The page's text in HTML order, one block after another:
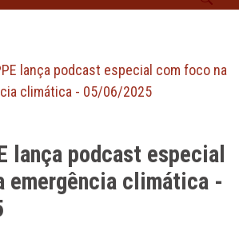
lança podcast especial com foco na
climática - 05/06/2025
lança podcast especial
emergência climática -